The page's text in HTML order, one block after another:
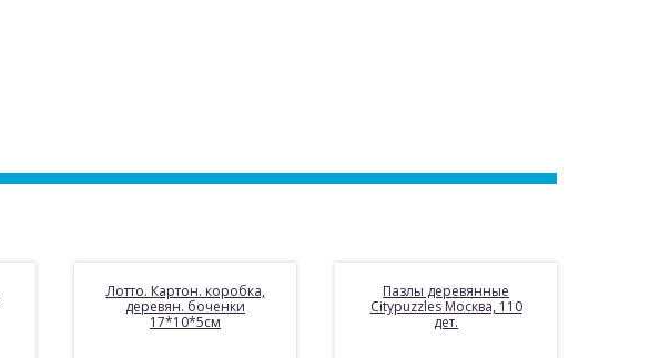
Лотто. Картон. коробка,
деревян. боченки
17*10*5см
Пазлы деревянные
Citypuzzles Москва, 110
дет.